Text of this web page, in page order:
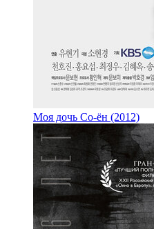
Моя дочь Со-ён (2012)